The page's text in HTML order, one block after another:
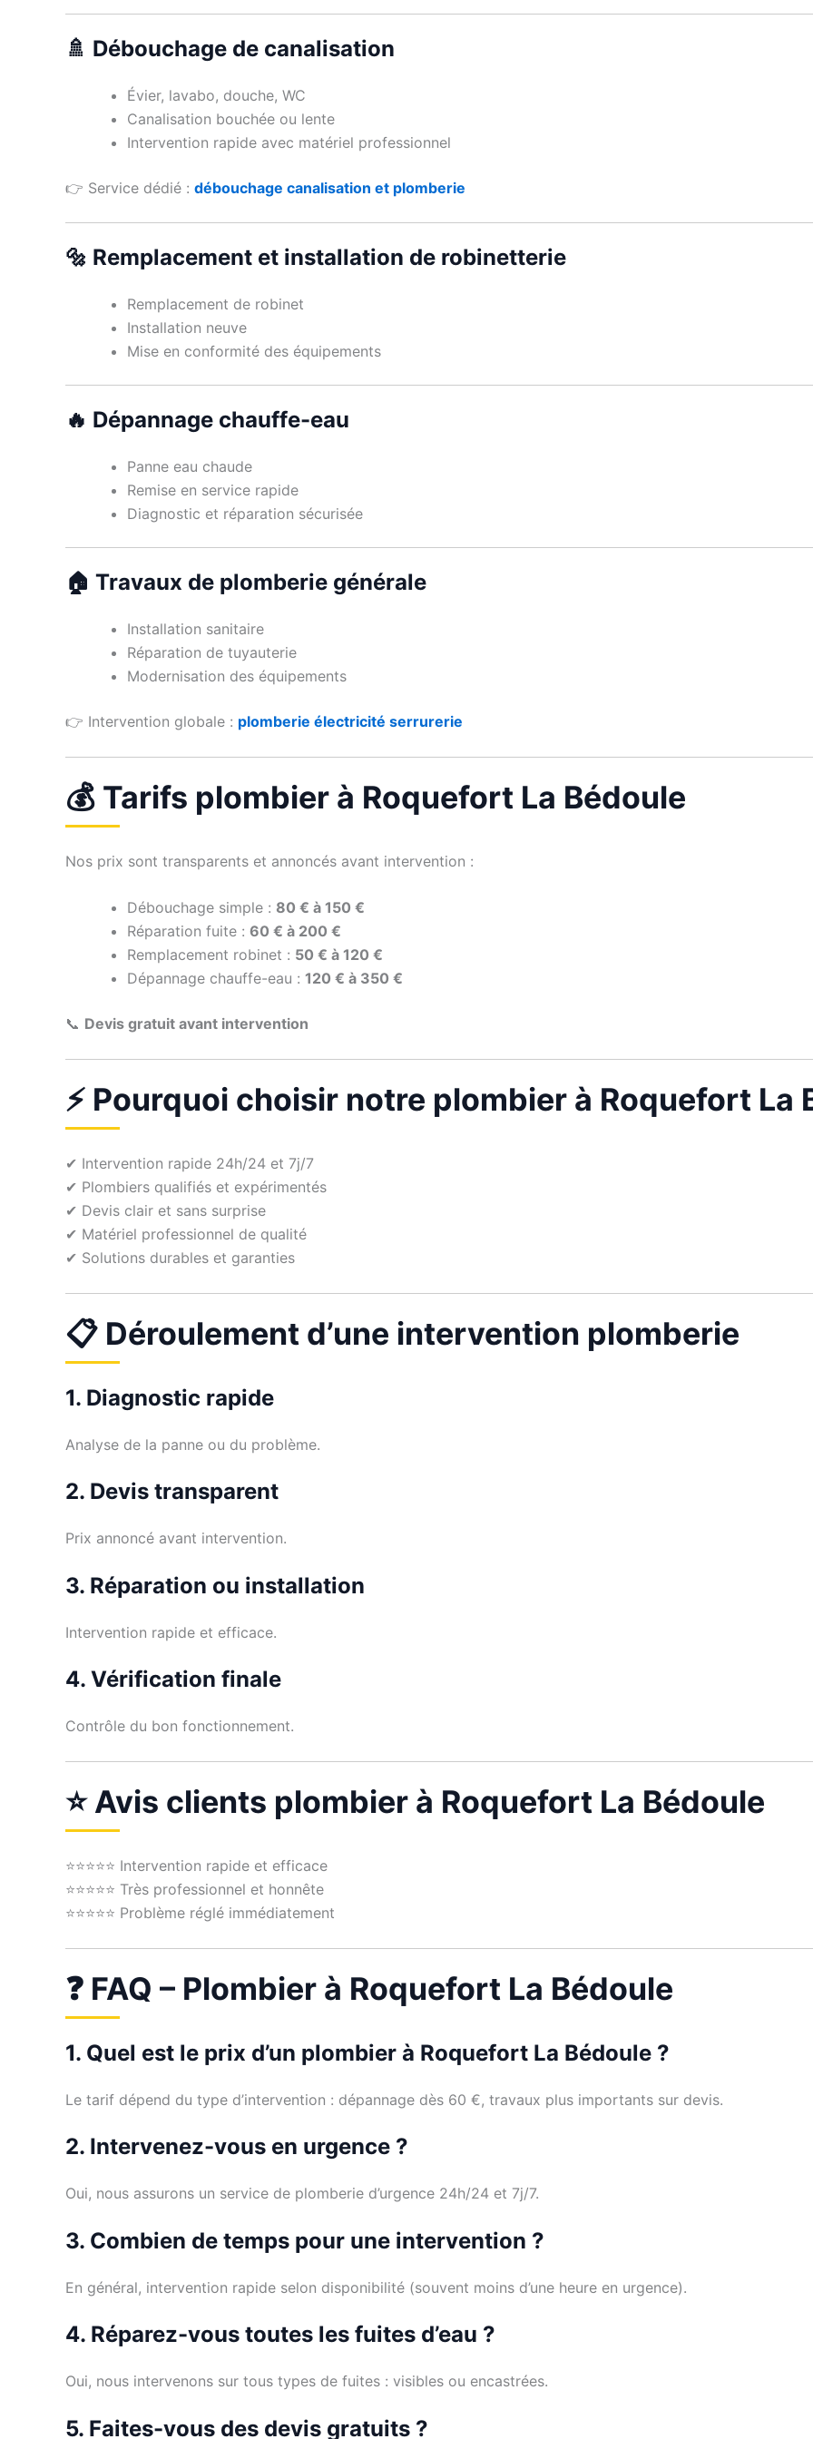
🚿 Débouchage de canalisation
Évier, lavabo, douche, WC
Canalisation bouchée ou lente
Intervention rapide avec matériel professionnel
👉 Service dédié : débouchage canalisation et plomberie
🔩 Remplacement et installation de robinetterie
Remplacement de robinet
Installation neuve
Mise en conformité des équipements
🔥 Dépannage chauffe-eau
Panne eau chaude
Remise en service rapide
Diagnostic et réparation sécurisée
🏠 Travaux de plomberie générale
Installation sanitaire
Réparation de tuyauterie
Modernisation des équipements
👉 Intervention globale : plomberie électricité serrurerie
💰 Tarifs plombier à Roquefort La Bédoule
Nos prix sont transparents et annoncés avant intervention :
Débouchage simple : 80 € à 150 €
Réparation fuite : 60 € à 200 €
Remplacement robinet : 50 € à 120 €
Dépannage chauffe-eau : 120 € à 350 €
📞 Devis gratuit avant intervention
⚡ Pourquoi choisir notre plombier à Roquefort La
✔ Intervention rapide 24h/24 et 7j/7
✔ Plombiers qualifiés et expérimentés
✔ Devis clair et sans surprise
✔ Matériel professionnel de qualité
✔ Solutions durables et garanties
📋 Déroulement d’une intervention plomberie
1. Diagnostic rapide
Analyse de la panne ou du problème.
2. Devis transparent
Prix annoncé avant intervention.
3. Réparation ou installation
Intervention rapide et efficace.
4. Vérification finale
Contrôle du bon fonctionnement.
⭐ Avis clients plombier à Roquefort La Bédoule
⭐⭐⭐⭐⭐ Intervention rapide et efficace
⭐⭐⭐⭐⭐ Très professionnel et honnête
⭐⭐⭐⭐⭐ Problème réglé immédiatement
❓ FAQ – Plombier à Roquefort La Bédoule
1. Quel est le prix d’un plombier à Roquefort La Bédoule ?
Le tarif dépend du type d’intervention : dépannage dès 60 €, travaux plus importants sur devis.
2. Intervenez-vous en urgence ?
Oui, nous assurons un service de plomberie d’urgence 24h/24 et 7j/7.
3. Combien de temps pour une intervention ?
En général, intervention rapide selon disponibilité (souvent moins d’une heure en urgence).
4. Réparez-vous toutes les fuites d’eau ?
Oui, nous intervenons sur tous types de fuites : visibles ou encastrées.
5. Faites-vous des devis gratuits ?